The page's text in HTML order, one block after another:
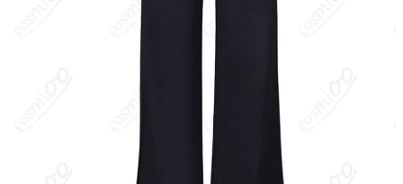
崩す。ゲーム内ではテンションゲージが高いほど攻撃が強化され